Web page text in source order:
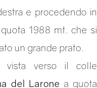
e procedendo in
1988 mt. che si
un grande prato.
vista verso il colle
del Larone a quota